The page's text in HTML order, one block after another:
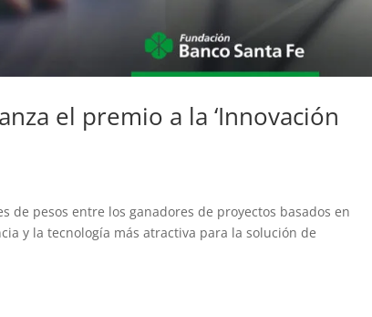
el premio a la ‘Innovación
de pesos entre los ganadores de proyectos basados en
y la tecnología más atractiva para la solución de